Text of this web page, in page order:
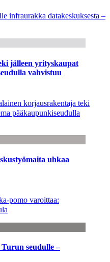
infraurakka datakeskuksesta –
jälleen yrityskaupat
vahvistuu
korjausrakentaja teki
pääkaupunkiseudulla
uhkaa
pomo varoittaa:
seudulle –